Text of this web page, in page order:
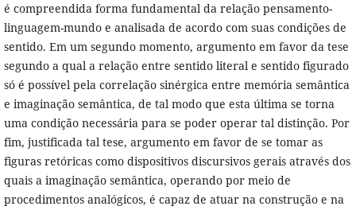
é compreendida forma fundamental da relação pensamento-
linguagem-mundo e analisada de acordo com suas condições de
sentido. Em um segundo momento, argumento em favor da tese
segundo a qual a relação entre sentido literal e sentido figurado
só é possível pela correlação sinérgica entre memória semântica
e imaginação semântica, de tal modo que esta última se torna
uma condição necessária para se poder operar tal distinção. Por
fim, justificada tal tese, argumento em favor de se tomar as
figuras retóricas como dispositivos discursivos gerais através dos
quais a imaginação semântica, operando por meio de
procedimentos analógicos, é capaz de atuar na construção e na